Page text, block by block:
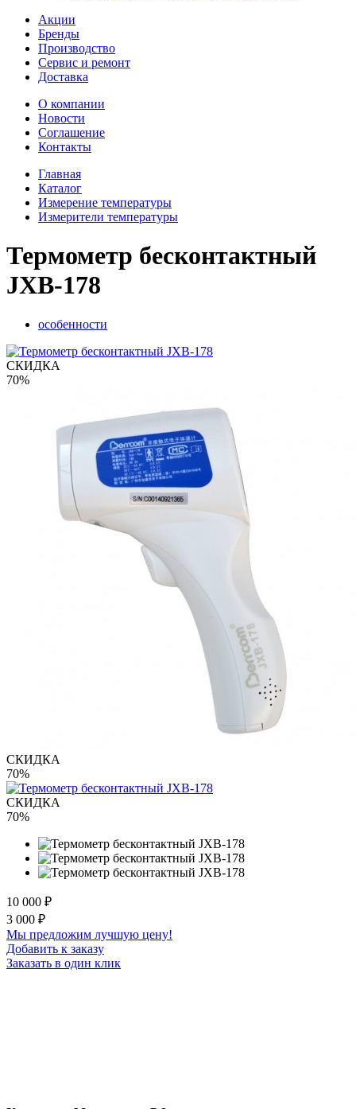
Акции
Бренды
Производство
Сервис и ремонт
Доставка
О компании
Новости
Соглашение
Контакты
Главная
Каталог
Измерение температуры
Измерители температуры
Термометр бесконтактный
JXB-178
особенности
СКИДКА
70%
СКИДКА
70%
СКИДКА
70%
10 000 ₽
3 000 ₽
Мы предложим лучшую цену!
Добавить к заказу
Заказать в один клик